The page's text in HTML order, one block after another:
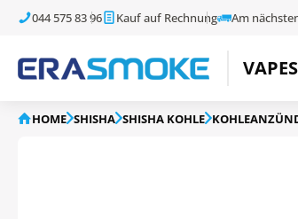
044 575 83 96 Kauf auf Rechnung Am
VAPE
HOME SHISHA SHISHA KOHLE